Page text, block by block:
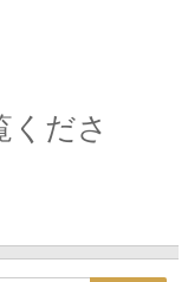
くださ